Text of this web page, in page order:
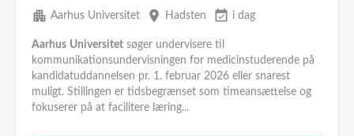
apartment Aarhus Universitet place Hadsten event_available i dag
Aarhus Universitet søger undervisere til
kommunikationsundervisningen for medicinstuderende på
kandidatuddannelsen pr. 1. februar 2026 eller snarest
muligt. Stillingen er tidsbegrænset som timeansættelse og
fokuserer på at facilitere læring...